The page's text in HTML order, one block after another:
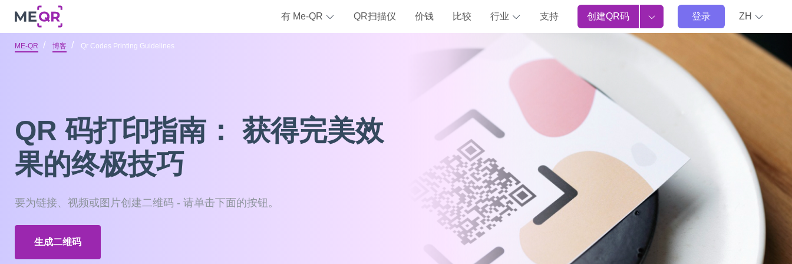
有 Me-QR QR扫描仪 价钱 比较 行业 支持 创建QR码 登录 ZH
ME-QR 博客 Qr Codes Printing Guidelines
QR 码打印指南： 获得完美效
果的终极技巧
要为链接、视频或图片创建二维码 - 请单击下面的按钮。
生成二维码